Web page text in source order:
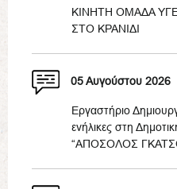
ΚΙΝΗΤΗ ΟΜΑΔΑ
ΣΤΟ ΚΡΑΝΙΔΙ
05 Αυγούστου 2026
Εργαστήριο
ενήλικες στη
“ΑΠΟΣΟΛΟΣ